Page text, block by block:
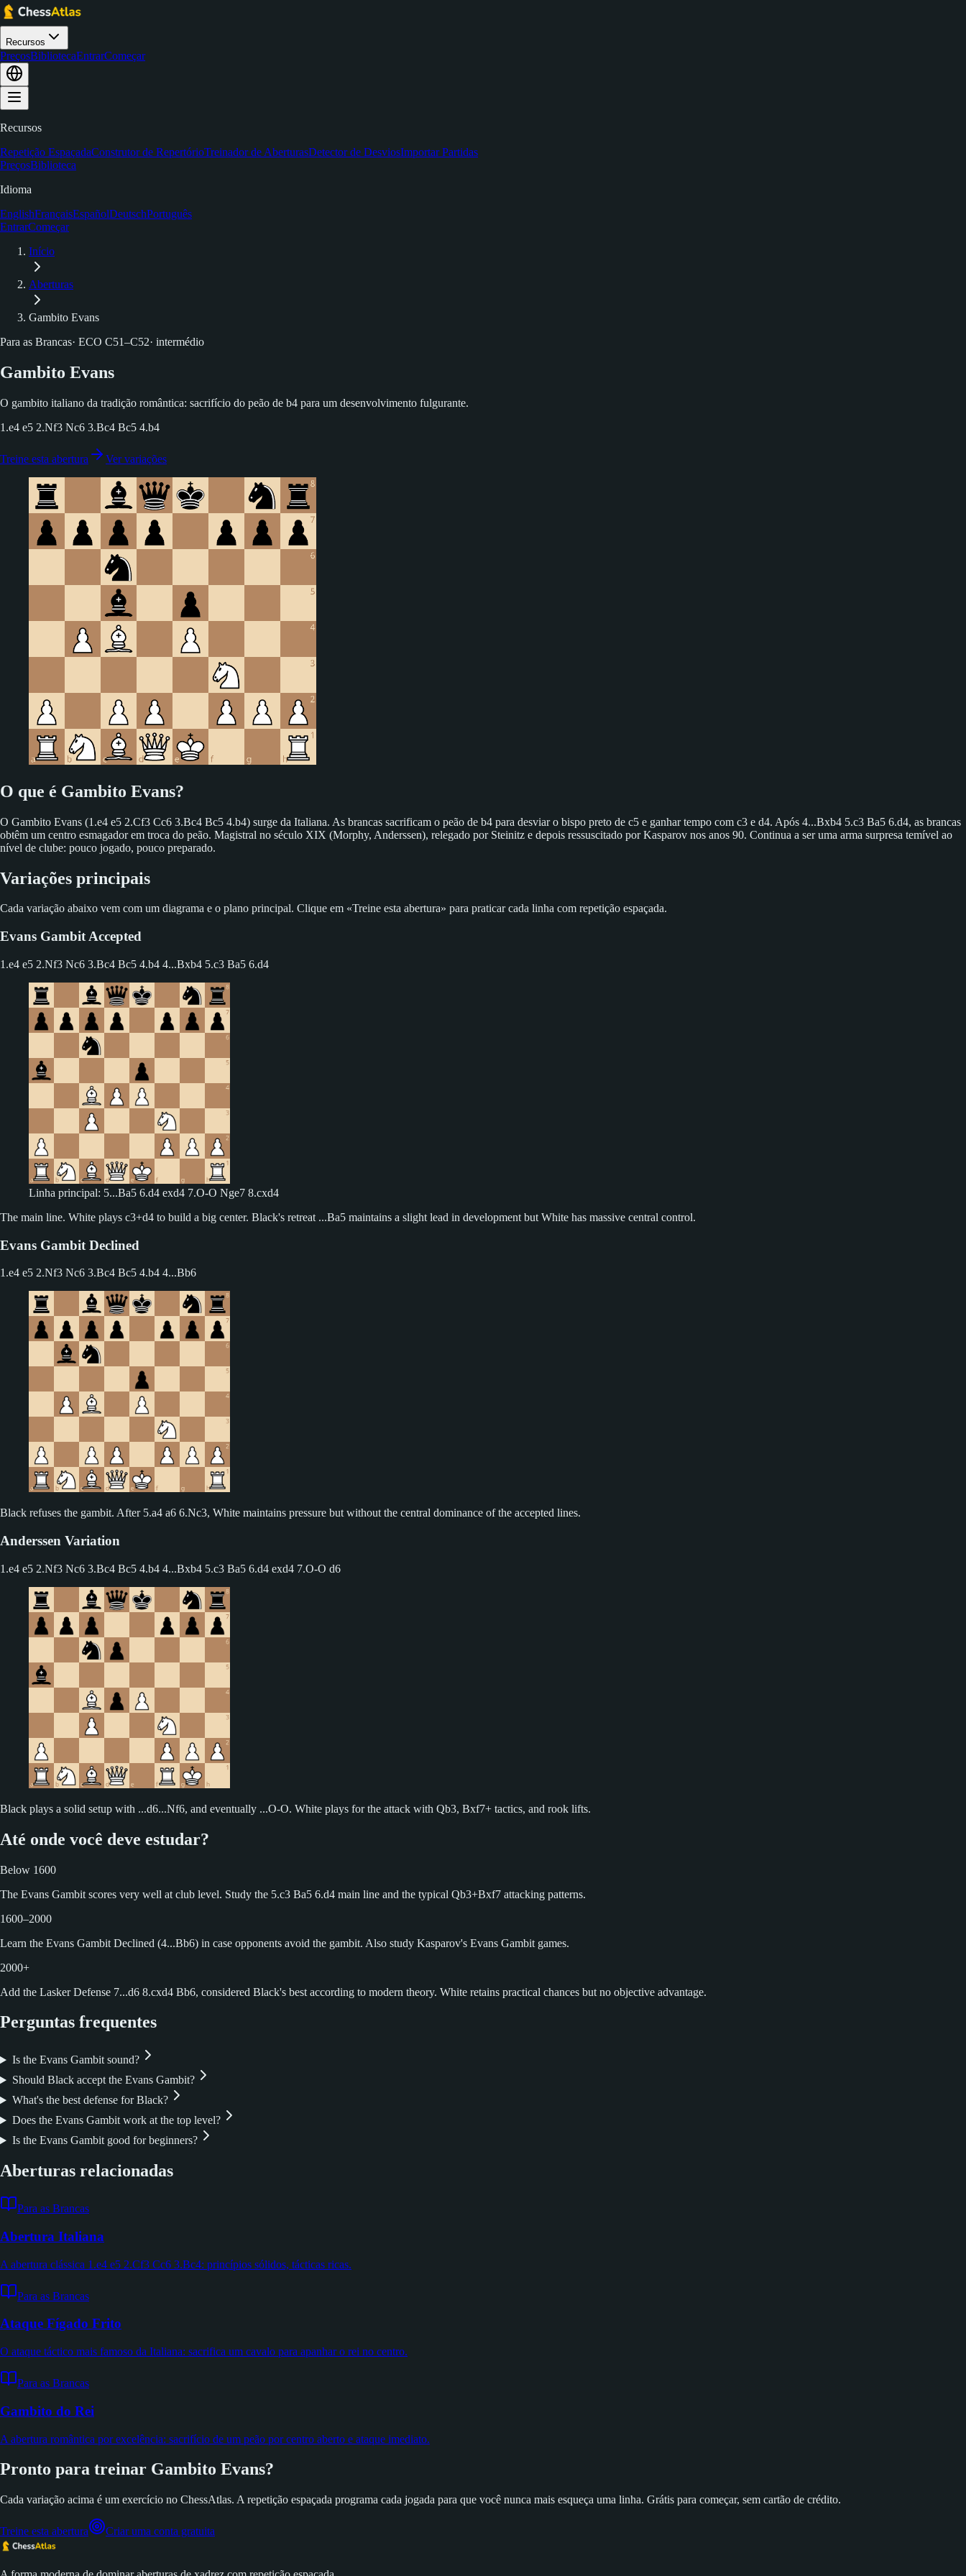
Recursos
PreçosBibliotecaEntrarComeçar
Recursos
Repetição EspaçadaConstrutor de RepertórioTreinador de AberturasDetector de DesviosImportar Partidas
PreçosBiblioteca
Idioma
EnglishFrançaisEspañolDeutschPortuguês
EntrarComeçar
Início
Aberturas
Gambito Evans
Para as Brancas· ECO C51–C52· intermédio
Gambito Evans
O gambito italiano da tradição romântica: sacrifício do peão de b4 para um desenvolvimento fulgurante.
1.e4 e5 2.Nf3 Nc6 3.Bc4 Bc5 4.b4
Treine esta abertura Ver variações
O que é Gambito Evans?
O Gambito Evans (1.e4 e5 2.Cf3 Cc6 3.Bc4 Bc5 4.b4) surge da Italiana. As brancas sacrificam o peão de b4 para desviar o bispo preto de c5 e ganhar tempo com c3 e d4. Após 4...Bxb4 5.c3 Ba5 6.d4, as brancas
obtêm um centro esmagador em troca do peão. Magistral no século XIX (Morphy, Anderssen), relegado por Steinitz e depois ressuscitado por Kasparov nos anos 90. Continua a ser uma arma surpresa temível ao
nível de clube: pouco jogado, pouco preparado.
Variações principais
Cada variação abaixo vem com um diagrama e o plano principal. Clique em «Treine esta abertura» para praticar cada linha com repetição espaçada.
Evans Gambit Accepted
1.e4 e5 2.Nf3 Nc6 3.Bc4 Bc5 4.b4 4...Bxb4 5.c3 Ba5 6.d4
Linha principal: 5...Ba5 6.d4 exd4 7.O-O Nge7 8.cxd4
The main line. White plays c3+d4 to build a big center. Black's retreat ...Ba5 maintains a slight lead in development but White has massive central control.
Evans Gambit Declined
1.e4 e5 2.Nf3 Nc6 3.Bc4 Bc5 4.b4 4...Bb6
Black refuses the gambit. After 5.a4 a6 6.Nc3, White maintains pressure but without the central dominance of the accepted lines.
Anderssen Variation
1.e4 e5 2.Nf3 Nc6 3.Bc4 Bc5 4.b4 4...Bxb4 5.c3 Ba5 6.d4 exd4 7.O-O d6
Black plays a solid setup with ...d6...Nf6, and eventually ...O-O. White plays for the attack with Qb3, Bxf7+ tactics, and rook lifts.
Até onde você deve estudar?
Below 1600
The Evans Gambit scores very well at club level. Study the 5.c3 Ba5 6.d4 main line and the typical Qb3+Bxf7 attacking patterns.
1600–2000
Learn the Evans Gambit Declined (4...Bb6) in case opponents avoid the gambit. Also study Kasparov's Evans Gambit games.
2000+
Add the Lasker Defense 7...d6 8.cxd4 Bb6, considered Black's best according to modern theory. White retains practical chances but no objective advantage.
Perguntas frequentes
Is the Evans Gambit sound?
Should Black accept the Evans Gambit?
What's the best defense for Black?
Does the Evans Gambit work at the top level?
Is the Evans Gambit good for beginners?
Aberturas relacionadas
Para as Brancas
Abertura Italiana
A abertura clássica 1.e4 e5 2.Cf3 Cc6 3.Bc4: princípios sólidos, tácticas ricas.
Para as Brancas
Ataque Fígado Frito
O ataque táctico mais famoso da Italiana: sacrifica um cavalo para apanhar o rei no centro.
Para as Brancas
Gambito do Rei
A abertura romântica por excelência: sacrifício de um peão por centro aberto e ataque imediato.
Pronto para treinar Gambito Evans?
Cada variação acima é um exercício no ChessAtlas. A repetição espaçada programa cada jogada para que você nunca mais esqueça uma linha. Grátis para começar, sem cartão de crédito.
Treine esta abertura Criar uma conta gratuita